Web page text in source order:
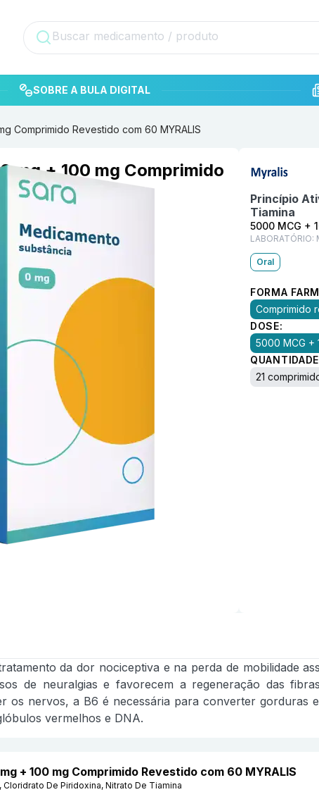
SOBRE A BULA DIGITAL
Comprimido Revestido com 60 MYRALIS
mg + 100 mg Comprimido
Princípio
Tiamina
5000 MCG +
LABORATÓRIO:
Oral
FORMA
Comprimido
DOSE:
5000 MCG +
21
da dor nociceptiva e na perda de mobilidade
de neuralgias e favorecem a regeneração das
os nervos, a B6 é necessária para converter gorduras
vermelhos e DNA.
+ 100 mg Comprimido Revestido com 60 MYRALIS
Cloridrato De Piridoxina, Nitrato De Tiamina